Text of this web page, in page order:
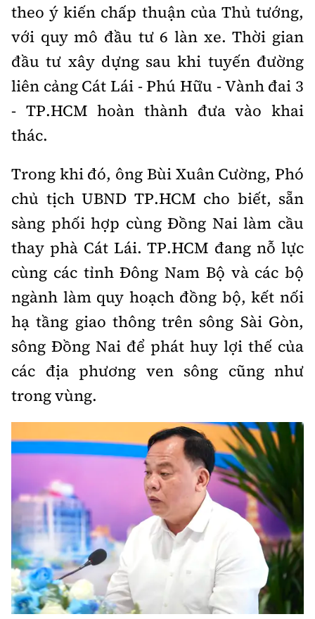
theo ý kiến chấp thuận của Thủ tướng,
với quy mô đầu tư 6 làn xe. Thời gian
đầu tư xây dựng sau khi tuyến đường
liên cảng Cát Lái - Phú Hữu - Vành đai 3
- TP.HCM hoàn thành đưa vào khai
thác.
Trong khi đó, ông Bùi Xuân Cường, Phó
chủ tịch UBND TP.HCM cho biết, sẵn
sàng phối hợp cùng Đồng Nai làm cầu
thay phà Cát Lái. TP.HCM đang nỗ lực
cùng các tỉnh Đông Nam Bộ và các bộ
ngành làm quy hoạch đồng bộ, kết nối
hạ tầng giao thông trên sông Sài Gòn,
sông Đồng Nai để phát huy lợi thế của
các địa phương ven sông cũng như
trong vùng.